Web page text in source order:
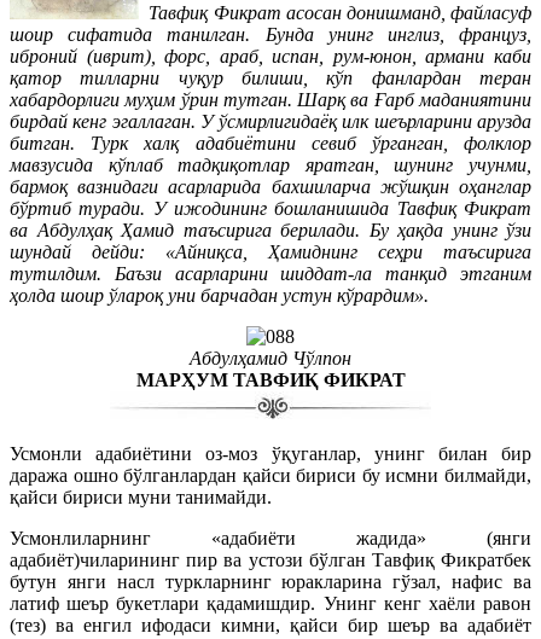
Тавфиқ Фикрат асосан донишманд, файласуф
шоир сифатида танилган. Бунда унинг инглиз, француз,
иброний (иврит), форс, араб, испан, рум-юнон, армани каби
қатор тилларни чуқур билиши, кўп фанлардан теран
хабардорлиги муҳим ўрин тутган. Шарқ ва Ғарб маданиятини
бирдай кенг эгаллаган. У ўсмирлигидаёқ илк шеърларини арузда
битган. Турк халқ адабиётини севиб ўрганган, фолклор
мавзусида кўплаб тадқиқотлар яратган, шунинг учунми,
бармоқ вазнидаги асарларида бахшиларча жўшқин оҳанглар
бўртиб туради. У ижодининг бошланишида Тавфиқ Фикрат
ва Абдулҳақ Ҳамид таъсирига берилади. Бу ҳақда унинг ўзи
шундай дейди: «Айниқса, Ҳамиднинг сеҳри таъсирига
тутилдим. Баъзи асарларини шиддат-ла танқид этганим
ҳолда шоир ўлароқ уни барчадан устун кўрардим».
Абдулҳамид Чўлпон
МАРҲУМ ТАВФИҚ ФИКРАТ
Усмонли адабиётини оз-моз ўқуганлар, унинг билан бир
даража ошно бўлганлардан қайси бириси бу исмни билмайди,
қайси бириси муни танимайди.
Усмонлиларнинг «адабиёти жадида» (янги
адабиёт)чиларининг пир ва устози бўлган Тавфиқ Фикратбек
бутун янги насл туркларнинг юракларина гўзал, нафис ва
латиф шеър букетлари қадамишдир. Унинг кенг хаёли равон
(тез) ва енгил ифодаси кимни, қайси бир шеър ва адабиёт